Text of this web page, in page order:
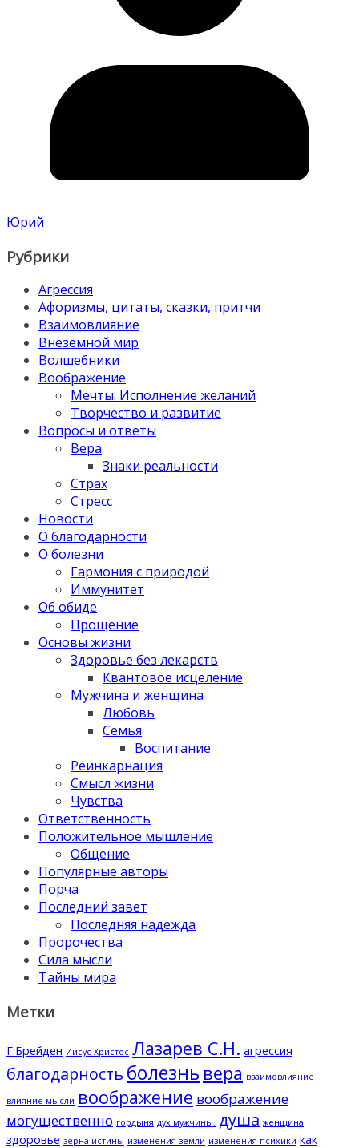
Юрий
Рубрики
Агрессия
Афоризмы, цитаты, сказки, притчи
Взаимовлияние
Внеземной мир
Волшебники
Воображение
Мечты. Исполнение желаний
Творчество и развитие
Вопросы и ответы
Вера
Знаки реальности
Страх
Стресс
Новости
О благодарности
О болезни
Гармония с природой
Иммунитет
Об обиде
Прощение
Основы жизни
Здоровье без лекарств
Квантовое исцеление
Мужчина и женщина
Любовь
Семья
Воспитание
Реинкарнация
Смысл жизни
Чувства
Ответственность
Положительное мышление
Общение
Популярные авторы
Порча
Последний завет
Последняя надежда
Пророчества
Сила мысли
Тайны мира
Метки
Г.Брейден Иисус Христос Лазарев С.Н. агрессия
благодарность болезнь вера взаимовлияние
влияние мысли воображение воображение
могущественно гордыня дух мужчины. душа женщина
здоровье зерна истины изменения земли изменения психики как